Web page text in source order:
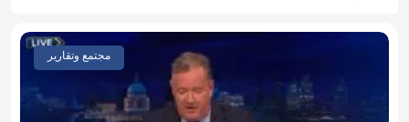
مجتمع وتقارير